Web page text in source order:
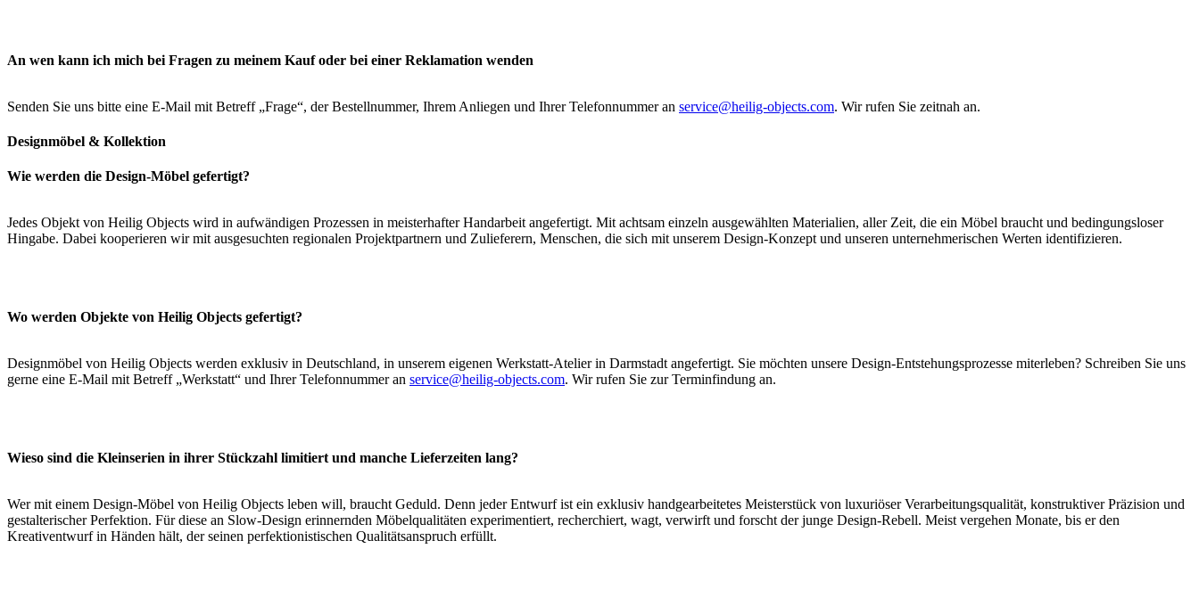
An wen kann ich mich bei Fragen zu meinem Kauf oder bei einer Reklamation wenden
Senden Sie uns bitte eine E-Mail mit Betreff „Frage“, der Bestellnummer, Ihrem Anliegen und Ihrer Telefonnummer an service@heilig-objects.com. Wir rufen Sie zeitnah an.
Designmöbel & Kollektion
Wie werden die Design-Möbel gefertigt?
Jedes Objekt von Heilig Objects wird in aufwändigen Prozessen in meisterhafter Handarbeit angefertigt. Mit achtsam einzeln ausgewählten Materialien, aller Zeit, die ein Möbel braucht und bedingungsloser
Hingabe. Dabei kooperieren wir mit ausgesuchten regionalen Projektpartnern und Zulieferern, Menschen, die sich mit unserem Design-Konzept und unseren unternehmerischen Werten identifizieren.
Wo werden Objekte von Heilig Objects gefertigt?
Designmöbel von Heilig Objects werden exklusiv in Deutschland, in unserem eigenen Werkstatt-Atelier in Darmstadt angefertigt. Sie möchten unsere Design-Entstehungsprozesse miterleben? Schreiben Sie uns
gerne eine E-Mail mit Betreff „Werkstatt“ und Ihrer Telefonnummer an service@heilig-objects.com. Wir rufen Sie zur Terminfindung an.
Wieso sind die Kleinserien in ihrer Stückzahl limitiert und manche Lieferzeiten lang?
Wer mit einem Design-Möbel von Heilig Objects leben will, braucht Geduld. Denn jeder Entwurf ist ein exklusiv handgearbeitetes Meisterstück von luxuriöser Verarbeitungsqualität, konstruktiver Präzision und
gestalterischer Perfektion. Für diese an Slow-Design erinnernden Möbelqualitäten experimentiert, recherchiert, wagt, verwirft und forscht der junge Design-Rebell. Meist vergehen Monate, bis er den
Kreativentwurf in Händen hält, der seinen perfektionistischen Qualitätsanspruch erfüllt.